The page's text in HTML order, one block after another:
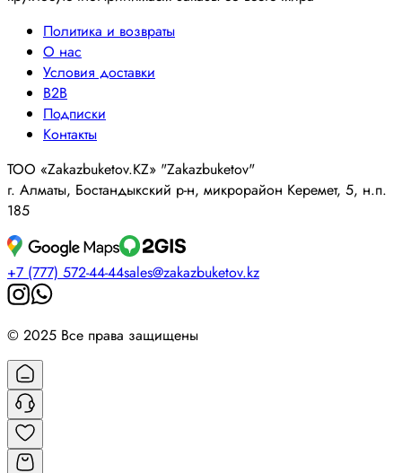
Политика и возвраты
О нас
Условия доставки
B2B
Подписки
Контакты
ТОО «Zakazbuketov.KZ» "Zakazbuketov"
г. Алматы, Бостандыкский р-н, микрорайон Керемет, 5, н.п.
185
+7 (777) 572-44-44sales@zakazbuketov.kz
© 2025 Все права защищены